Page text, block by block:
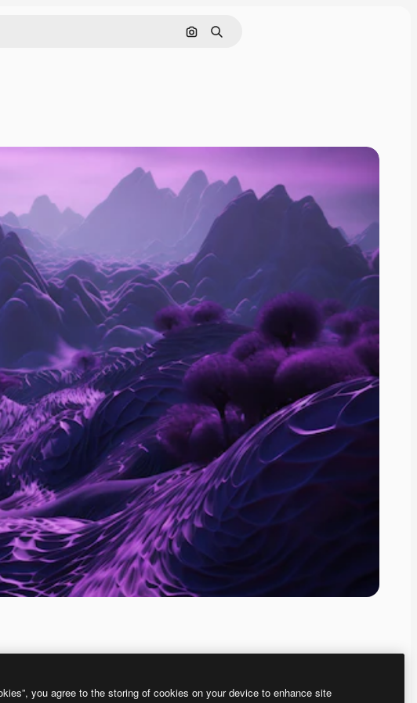
Поиск по изображению
Поиск
с помощью нашего генератора изображений на основе ИИ.
you agree to the storing of cookies on your device to enhance site